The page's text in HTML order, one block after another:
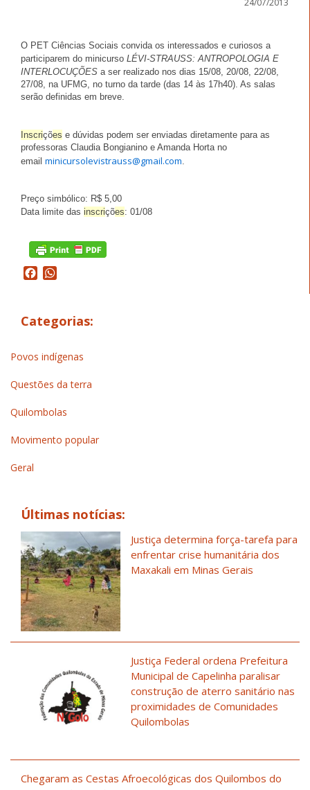
O PET Ciências Sociais convida os interessados e curiosos a
participarem do minicurso LÉVI-STRAUSS: ANTROPOLOGIA E
INTERLOCUÇÕES a ser realizado nos dias 15/08, 20/08, 22/08,
27/08, na UFMG, no turno da tarde (das 14 às 17h40). As salas
serão definidas em breve.
Inscrições e dúvidas podem ser enviadas diretamente para as
professoras Claudia Bongianino e Amanda Horta no
email minicursolevistrauss@gmail.com
Preço simbólico: R$ 5,00
Data limite das inscrições: 01/08
Facebook
Categorias:
Povos indígenas
Questões da terra
Quilombolas
Movimento popular
Geral
Últimas notícias:
Justiça determina força-tarefa para
enfrentar crise humanitária dos
Maxakali em Minas Gerais
Justiça Federal ordena Prefeitura
Municipal de Capelinha paralisar
construção de aterro sanitário nas
proximidades de Comunidades
Quilombolas
Chegaram as Cestas Afroecológicas dos Quilombos do